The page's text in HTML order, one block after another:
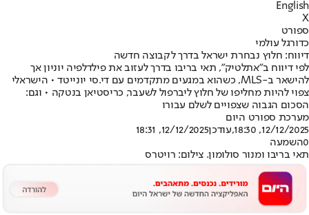
English
X
ספורט
כדורגל עולמי
דיווח: חלוץ נבחרת ישראל בדרך לקבוצה חדשה
לפי דיווח ב"אתלטיק", תאי בריבו בדרך לעזוב את פילדלפיה יוניון אך
להישאר ב-MLS, כשהוא במגעים מתקדמים עם די.סי יונייטד • הישראלי
צפוי להיות מחליפו של חלוץ ליברפול לשעבר, כריסטיאן בנטקה • וגם:
הסכום הגבוה שצפויים לשלם עבורו
מערכת ספורט היום
12/12/2025, 18:30
,עודכן12/12/2025, 18:31
0השמעה
תאי בריבו ומנור סולומון. צילום: רויטרס